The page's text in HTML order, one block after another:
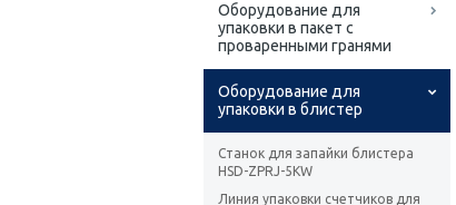
Оборудование для
упаковки в пакет с
проваренными гранями
Оборудование для
упаковки в блистер
Станок для запайки блистера
HSD-ZPRJ-5KW
Линия упаковки счетчиков для